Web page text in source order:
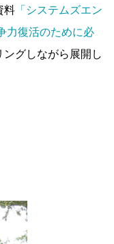
料 「システムズエン
力復活のために必
グしながら展開し